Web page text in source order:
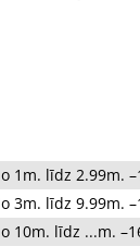
1m. līdz 2.99m.
3m. līdz 9.99m.
10m. līdz ...m.